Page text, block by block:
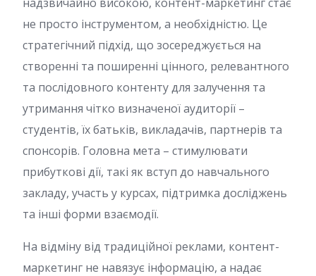
не просто інструментом, а необхідністю. Це
стратегічний підхід, що зосереджується на
створенні та поширенні цінного, релевантного
та послідовного контенту для залучення та
утримання чітко визначеної аудиторії –
студентів, їх батьків, викладачів, партнерів та
спонсорів. Головна мета – стимулювати
прибуткові дії, такі як вступ до навчального
закладу, участь у курсах, підтримка досліджень
та інші форми взаємодії.
На відміну від традиційної реклами, контент-
маркетинг не навязує інформацію, а надає